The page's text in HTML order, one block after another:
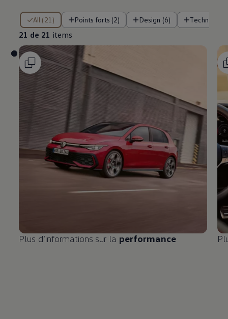
All (21) Points forts (2) Design (6)
21 de 21 items
21 de 21 items
Plus d’informations sur la performance